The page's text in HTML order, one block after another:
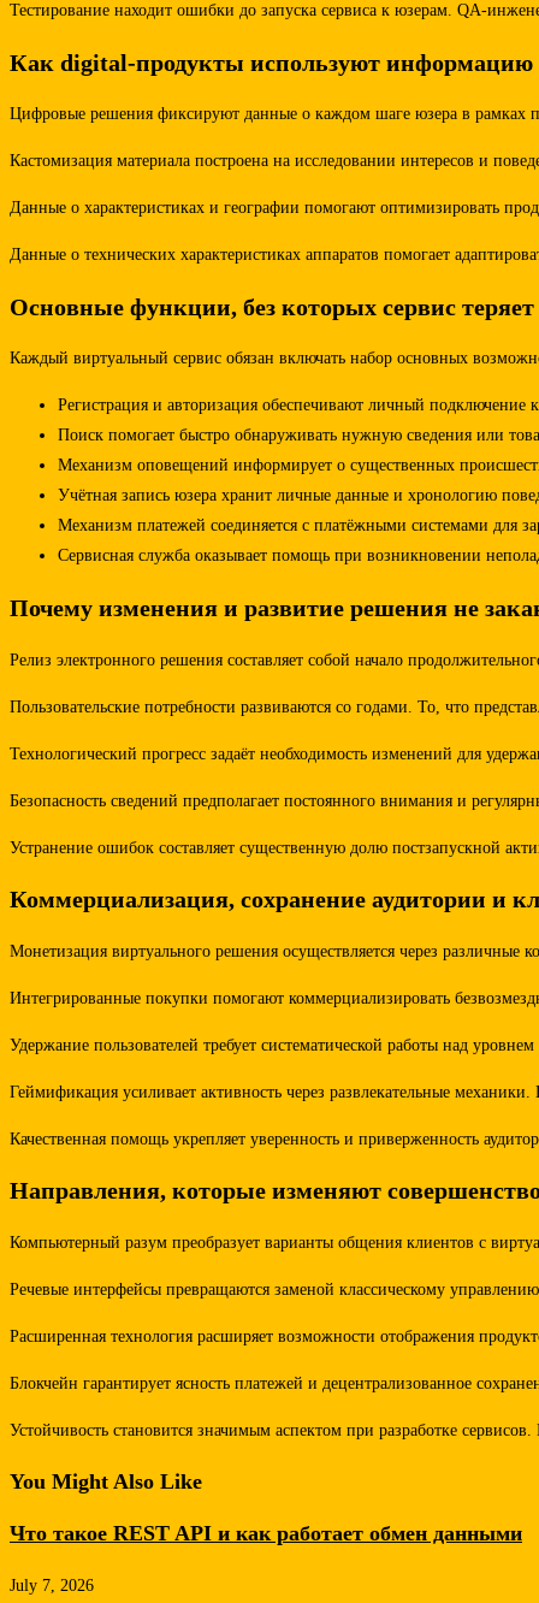
Тестирование находит ошибки до запуска сервиса к юзерам. QA-
Как digital-продукты используют информацию
Цифровые решения фиксируют данные о каждом шаге юзера в рамках
Кастомизация материала построена на исследовании интересов и
Данные о характеристиках и географии помогают оптимизировать
Данные о технических характеристиках аппаратов помогает
Основные функции, без которых сервис теряет
Каждый виртуальный сервис обязан включать набор основных
Регистрация и авторизация обеспечивают личный
Поиск помогает быстро обнаруживать нужную сведения или
Механизм оповещений информирует о существенных
Учётная запись юзера хранит личные данные и хронологию
Механизм платежей соединяется с платёжными системами для
Сервисная служба оказывает помощь при возникновении
Почему изменения и развитие решения не
Релиз электронного решения составляет собой начало
Пользовательские потребности развиваются со годами. То, что
Технологический прогресс задаёт необходимость изменений для
Безопасность сведений предполагает постоянного внимания и
Устранение ошибок составляет существенную долю постзапускной
Коммерциализация, сохранение аудитории и
Монетизация виртуального решения осуществляется через
Интегрированные покупки помогают коммерциализировать
Удержание пользователей требует систематической работы над
Геймификация усиливает активность через развлекательные
Качественная помощь укрепляет уверенность и приверженность
Направления, которые изменяют
Компьютерный разум преобразует варианты общения клиентов с
Речевые интерфейсы превращаются заменой классическому
Расширенная технология расширяет возможности отображения
Блокчейн гарантирует ясность платежей и децентрализованное
Устойчивость становится значимым аспектом при разработке
You Might Also Like
Что такое REST API и как работает обмен данными
July 7, 2026